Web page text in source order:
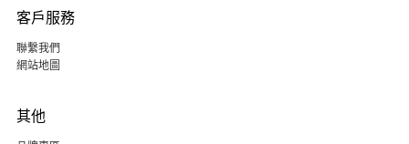
客戶服務
聯繫我們
網站地圖
其他